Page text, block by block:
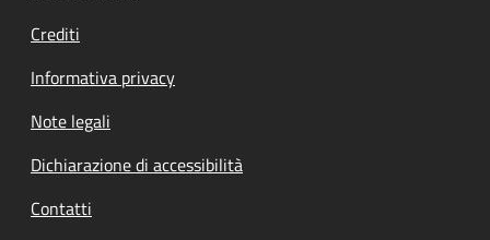
Crediti
Informativa privacy
Note legali
Dichiarazione di accessibilità
Contatti